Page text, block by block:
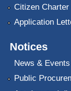
Citizen Charter
Application
Notices
News & Events
Public